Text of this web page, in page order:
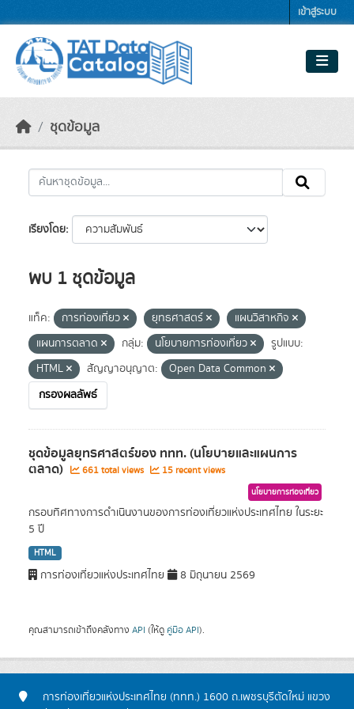
เข้าสู่ระบบ
ชุดข้อมูล
เรียงโดย
พบ 1 ชุดข้อมูล
แท็ค: การท่องเที่ยว ยุทธศาสตร์
แผนวิสาหกิจ
แผนการตลาด
กลุ่ม: นโยบายการท่องเที่ยว
รูปแบบ:
HTML
สัญญาอนุญาต:
Open Data Common
กรองผลลัพธ์
ชุดข้อมูลยุทธศาสตร์ของ ททท. (นโยบายและแผนการ
ตลาด) 661 total views 15 recent views
นโยบายการท่องเที่ยว
กรอบทิศทางการดำเนินงานของการท่องเที่ยวแห่งประเทศไทย ในระยะ
5 ปี
HTML
การท่องเที่ยวแห่งประเทศไทย 8 มิถุนายน 2569
คุณสามารถเข้าถึงคลังทาง API (ให้ดู คู่มือ API).
การท่องเที่ยวแห่งประเทศไทย (ททท.) 1600 ถ.เพชรบุรีตัดใหม่ แขวง